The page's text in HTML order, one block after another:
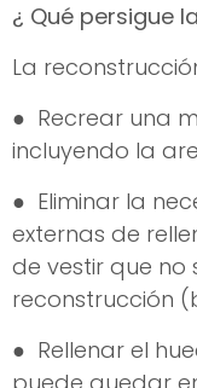
¿ Qué persigue
La
● Recrear una
incluyendo la
● Eliminar la
externas de
de vestir que no
reconstrucción
● Rellenar el